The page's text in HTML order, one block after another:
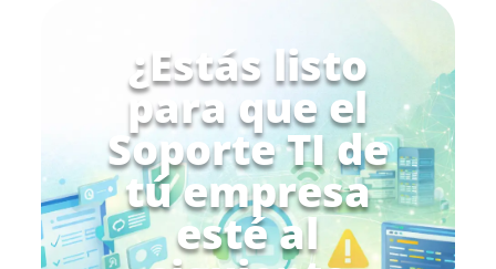
¿Estás listo
para que el
Soporte TI de
tú empresa
esté al